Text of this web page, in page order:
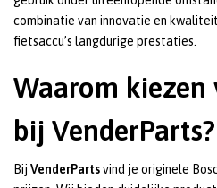
combinatie van innovatie en
fietsaccu’s langdurige prestaties.
Waarom kiezen
bij VenderParts?
Bij VenderPartsvind je originele